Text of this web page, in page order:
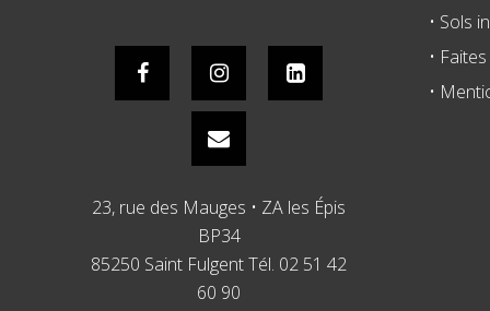
23, rue des Mauges • ZA les Épis
BP34
85250 Saint Fulgent Tél. 02 51 42
60 90
• Sols
•
•